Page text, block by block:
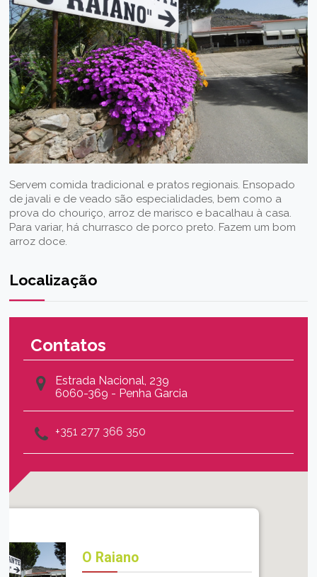
Servem comida tradicional e pratos regionais. Ensopado
de javali e de veado são especialidades, bem como a
prova do chouriço, arroz de marisco e bacalhau à casa.
Para variar, há churrasco de porco preto. Fazem um bom
arroz doce.
Localização
Contatos
Estrada Nacional, 239
6060-369 - Penha Garcia
+351 277 366 350
O Raiano